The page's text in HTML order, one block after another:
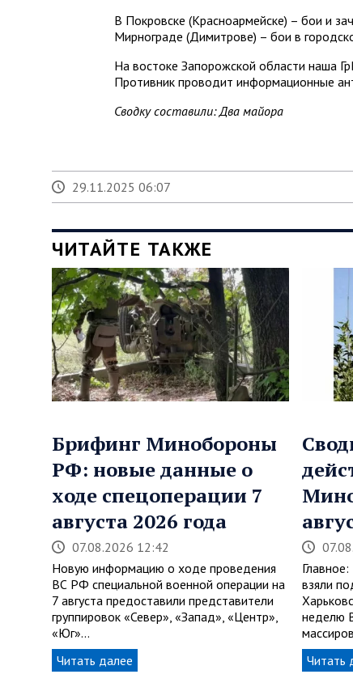
В Покровске (Красноармейске) – бои и
Мирнограде (Димитрове) – бои в
На востоке Запорожской области наша
Противник проводит информационные
Сводку составили: Два майора
29.11.2025 06:07
ЧИТАЙТЕ ТАКЖЕ
Брифинг Минобороны
РФ: новые данные о
ходе спецоперации 7
августа 2026 года
07.08.2026 12:42
Новую информацию о ходе проведения
ВС РФ специальной военной операции на
7 августа предоставили представители
группировок «Север», «Запад», «Центр»,
«Юг»…
Читать далее
взяли
неделю
Читать